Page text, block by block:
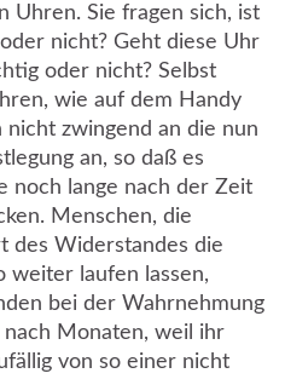
Uhren. Sie fragen sich, ist
nicht? Geht diese Uhr
oder nicht? Selbst
wie auf dem Handy
zwingend an die nun
an, so daß es
noch lange nach der Zeit
Menschen, die
des Widerstandes die
weiter laufen lassen,
bei der Wahrnehmung
nach Monaten, weil ihr
von so einer nicht